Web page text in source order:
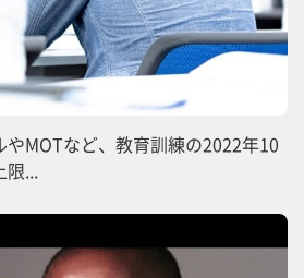
MOTなど、教育訓練の2022年10
...